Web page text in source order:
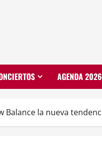
AGENDA 2026
Balance la nueva